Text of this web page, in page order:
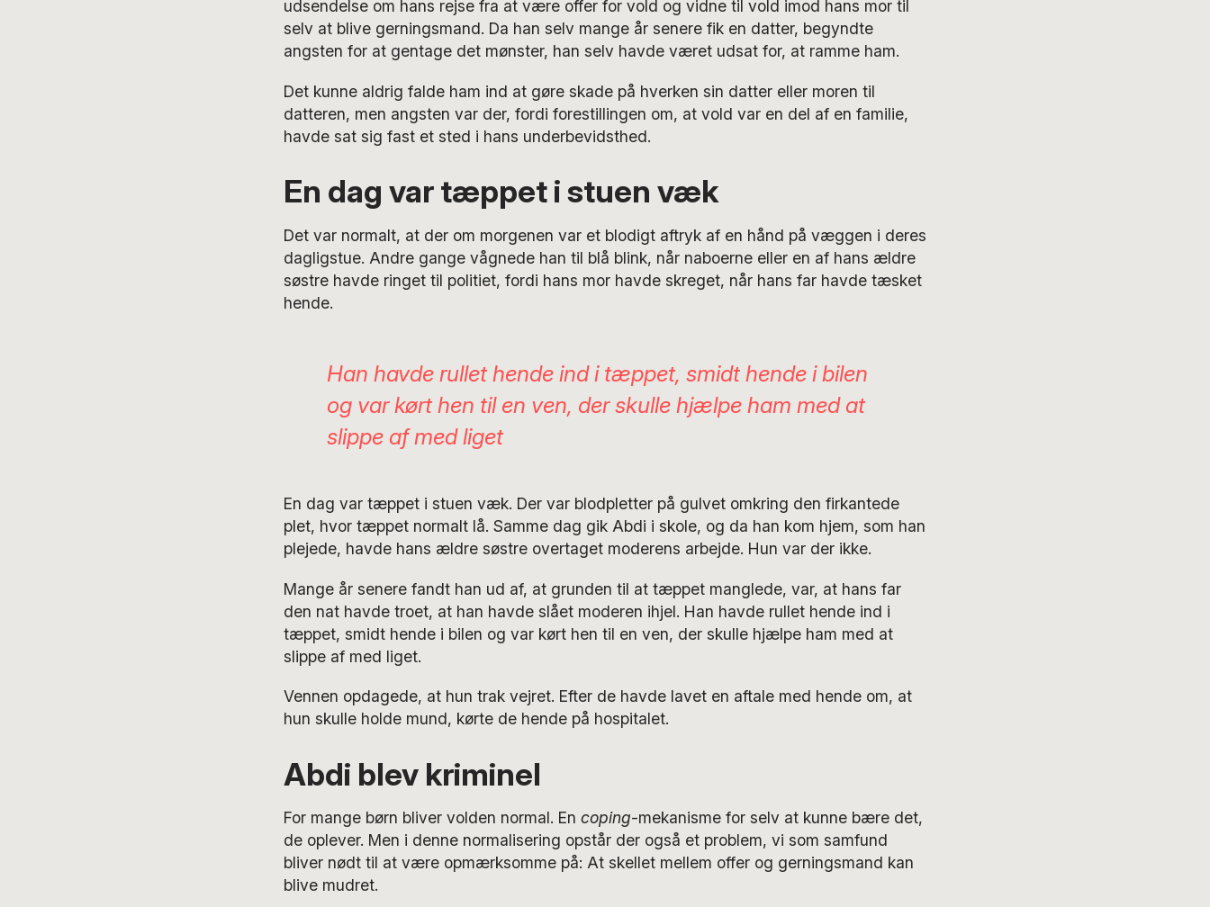
udsendelse om hans rejse fra at være offer for vold og vidne til vold imod hans mor til
selv at blive gerningsmand. Da han selv mange år senere fik en datter, begyndte
angsten for at gentage det mønster, han selv havde været udsat for, at ramme ham.
Det kunne aldrig falde ham ind at gøre skade på hverken sin datter eller moren til
datteren, men angsten var der, fordi forestillingen om, at vold var en del af en familie,
havde sat sig fast et sted i hans underbevidsthed.
En dag var tæppet i stuen væk
Det var normalt, at der om morgenen var et blodigt aftryk af en hånd på væggen i deres
dagligstue. Andre gange vågnede han til blå blink, når naboerne eller en af hans ældre
søstre havde ringet til politiet, fordi hans mor havde skreget, når hans far havde tæsket
hende.
Han havde rullet hende ind i tæppet, smidt hende i bilen
og var kørt hen til en ven, der skulle hjælpe ham med at
slippe af med liget
En dag var tæppet i stuen væk. Der var blodpletter på gulvet omkring den firkantede
plet, hvor tæppet normalt lå. Samme dag gik Abdi i skole, og da han kom hjem, som han
plejede, havde hans ældre søstre overtaget moderens arbejde. Hun var der ikke.
Mange år senere fandt han ud af, at grunden til at tæppet manglede, var, at hans far
den nat havde troet, at han havde slået moderen ihjel. Han havde rullet hende ind i
tæppet, smidt hende i bilen og var kørt hen til en ven, der skulle hjælpe ham med at
slippe af med liget.
Vennen opdagede, at hun trak vejret. Efter de havde lavet en aftale med hende om, at
hun skulle holde mund, kørte de hende på hospitalet.
Abdi blev kriminel
For mange børn bliver volden normal. En coping-mekanisme for selv at kunne bære det,
de oplever. Men i denne normalisering opstår der også et problem, vi som samfund
bliver nødt til at være opmærksomme på: At skellet mellem offer og gerningsmand kan
blive mudret.